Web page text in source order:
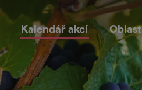
Kalendář akcí